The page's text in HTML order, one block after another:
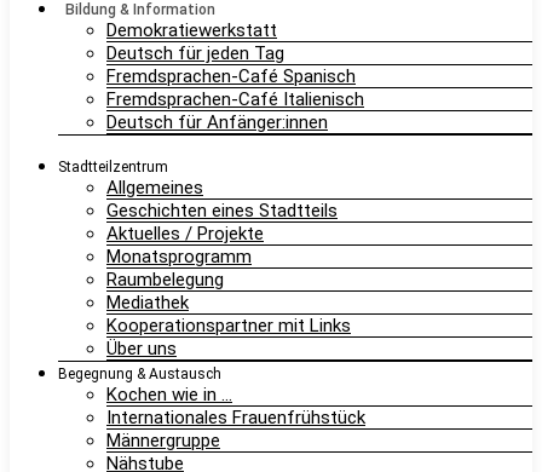
Bildung & Information
Demokratiewerkstatt
Deutsch für jeden Tag
Fremdsprachen-Café Spanisch
Fremdsprachen-Café Italienisch
Deutsch für Anfänger:innen
Stadtteilzentrum
Allgemeines
Geschichten eines Stadtteils
Aktuelles / Projekte
Monatsprogramm
Raumbelegung
Mediathek
Kooperationspartner mit Links
Über uns
Begegnung & Austausch
Kochen wie in …
Internationales Frauenfrühstück
Männergruppe
Nähstube